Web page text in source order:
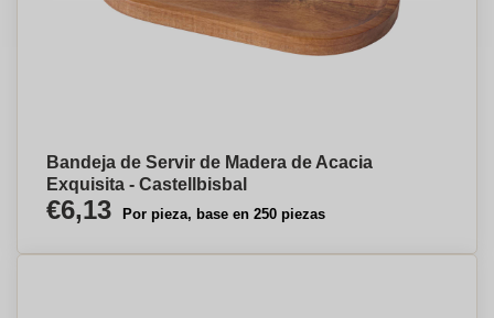
Bandeja de Servir de Madera de Acacia
Exquisita - Castellbisbal
€6,13 Por pieza, base en 250 piezas